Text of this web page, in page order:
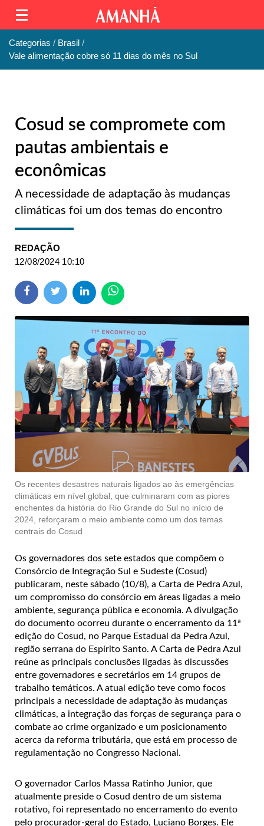
Categorias
Brasil
Vale alimentação cobre só 11 dias do mês no Sul
Cosud se compromete com
pautas ambientais e
econômicas
A necessidade de adaptação às mudanças
climáticas foi um dos temas do encontro
REDAÇÃO
12/08/2024 10:10
Os recentes desastres naturais ligados ao às emergências
climáticas em nível global, que culminaram com as piores
enchentes da história do Rio Grande do Sul no início de
2024, reforçaram o meio ambiente como um dos temas
centrais do Cosud
Os governadores dos sete estados que compõem o
Consórcio de Integração Sul e Sudeste (Cosud)
publicaram, neste sábado (10/8), a Carta de Pedra Azul,
um compromisso do consórcio em áreas ligadas a meio
ambiente, segurança pública e economia. A divulgação
do documento ocorreu durante o encerramento da 11ª
edição do Cosud, no Parque Estadual da Pedra Azul,
região serrana do Espírito Santo. A Carta de Pedra Azul
reúne as principais conclusões ligadas às discussões
entre governadores e secretários em 14 grupos de
trabalho temáticos. A atual edição teve como focos
principais a necessidade de adaptação às mudanças
climáticas, a integração das forças de segurança para o
combate ao crime organizado e um posicionamento
acerca da reforma tributária, que está em processo de
regulamentação no Congresso Nacional.
O governador Carlos Massa Ratinho Junior, que
atualmente preside o Cosud dentro de um sistema
rotativo, foi representado no encerramento do evento
pelo procurador-geral do Estado, Luciano Borges. Ele